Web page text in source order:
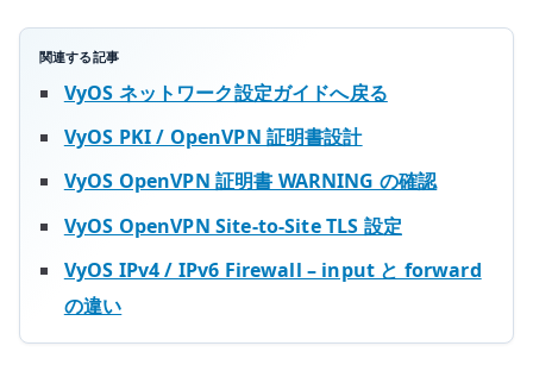
関連する記事
VyOS ネットワーク設定ガイドへ戻る
VyOS PKI / OpenVPN 証明書設計
VyOS OpenVPN 証明書 WARNING の確認
VyOS OpenVPN Site-to-Site TLS 設定
VyOS IPv4 / IPv6 Firewall – input と forward
の違い